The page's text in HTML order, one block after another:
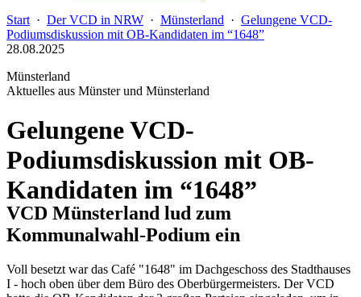
Start · Der VCD in NRW · Münsterland · Gelungene VCD-
Podiumsdiskussion mit OB-Kandidaten im “1648”
28.08.2025
Münsterland
Aktuelles aus Münster und Münsterland
Gelungene VCD-
Podiumsdiskussion mit OB-
Kandidaten im “1648”
VCD Münsterland lud zum
Kommunalwahl-Podium ein
Voll besetzt war das Café "1648" im Dachgeschoss des Stadthauses
I - hoch oben über dem Büro des Oberbürgermeisters. Der VCD